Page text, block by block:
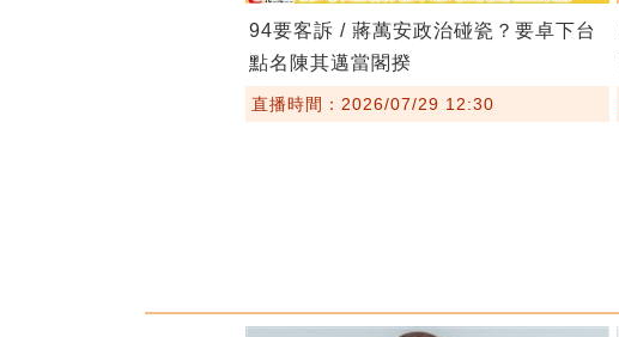
94要客訴 / 蔣萬安政治碰瓷？要卓下台
點名陳其邁當閣揆
直播時間：2026/07/29 12:30